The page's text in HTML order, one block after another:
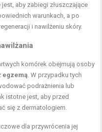
aby zabiegi złuszczające
warunkach, a po
i nawilżeniu skóry.
komórek obejmują osoby
egzemą . W przypadku tych
podrażnienia lub
istotne jest, aby przed
się z dermatologiem.
dla przywrócenia jej